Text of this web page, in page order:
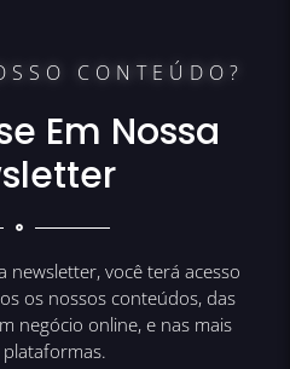
CONTEÚDO?
Em Nossa
newsletter, você terá acesso
os nossos conteúdos, das
negócio online, e nas mais
plataformas.